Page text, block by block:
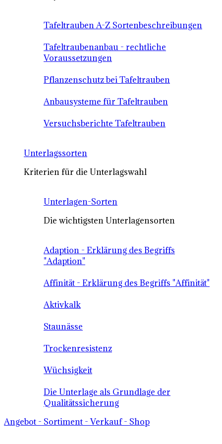
Tafeltrauben A-Z Sortenbeschreibungen
Tafeltraubenanbau - rechtliche
Voraussetzungen
Pflanzenschutz bei Tafeltrauben
Anbausysteme für Tafeltrauben
Versuchsberichte Tafeltrauben
Unterlagssorten
Kriterien für die Unterlagswahl
Unterlagen-Sorten
Die wichtigsten Unterlagensorten
Adaption - Erklärung des Begriffs
"Adaption"
Affinität - Erklärung des Begriffs "Affinität"
Aktivkalk
Staunässe
Trockenresistenz
Wüchsigkeit
Die Unterlage als Grundlage der
Qualitätssicherung
Angebot - Sortiment - Verkauf - Shop